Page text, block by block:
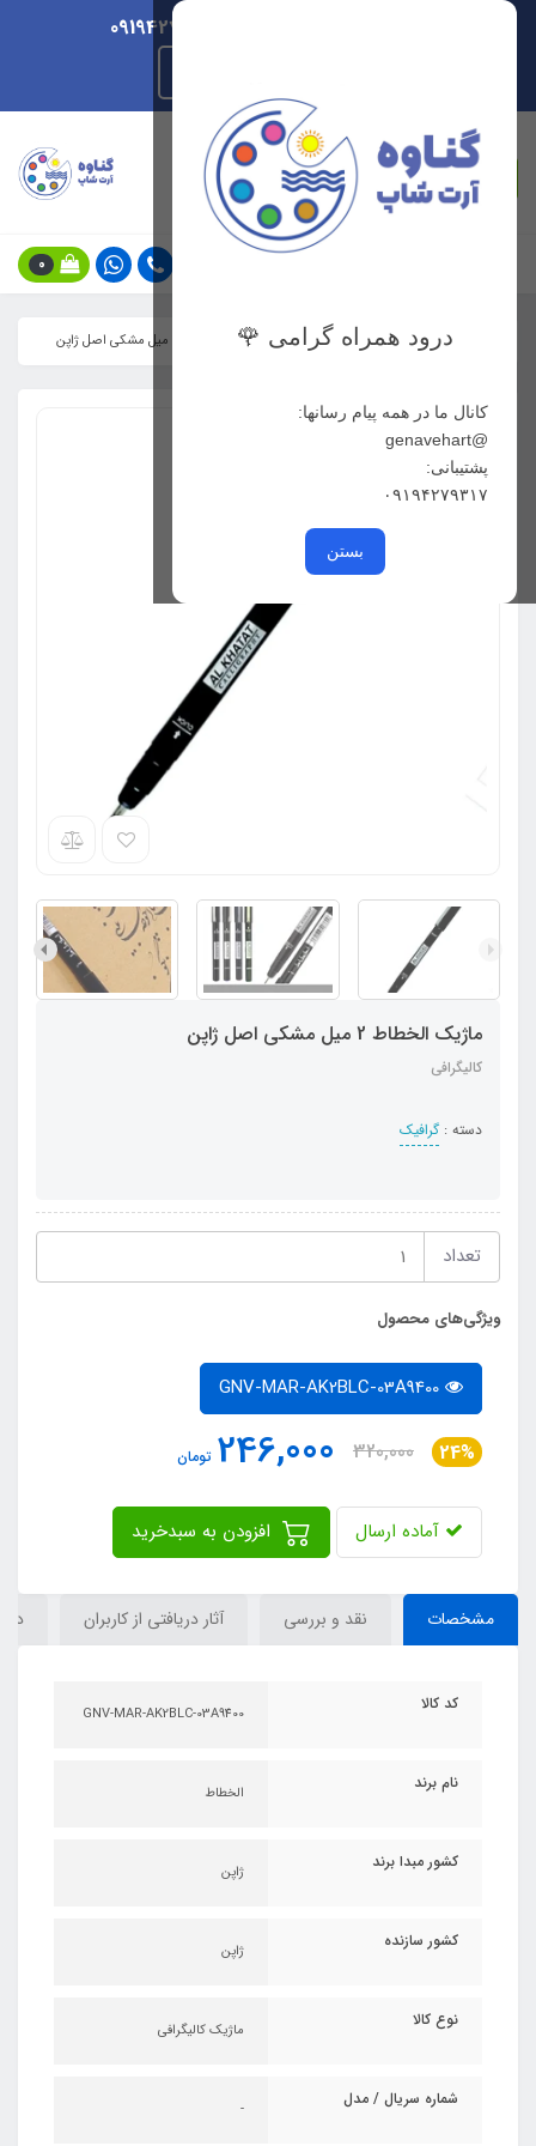
درود همراه گرامی 🌹
کانال ما در همه پیام رسانها:
@genavehart
پشتیبانی:
۰۹۱۹۴۲۷۹۳۱۷
بستن
جستجو
0
دسته بندی رشته هنری گرافیک ماژیک الخطاط 2 میل مشکی اصل ژاپن
ماژیک الخطاط 2 میل مشکی اصل ژاپن
کالیگرافی
دسته : گرافیک
تعداد
ویژگی‌های محصول
24%
320,000
246,000 تومان
آماده ارسال
مشخصات نقد و بررسی آثار دریافتی از کاربران
کد کالا GNV-MAR-AK2BLC-03A9400
نام برند الخطاط
کشور مبدا برند ژاپن
کشور سازنده ژاپن
نوع کالا ماژیک کالیگرافی
شماره سریال / مدل -